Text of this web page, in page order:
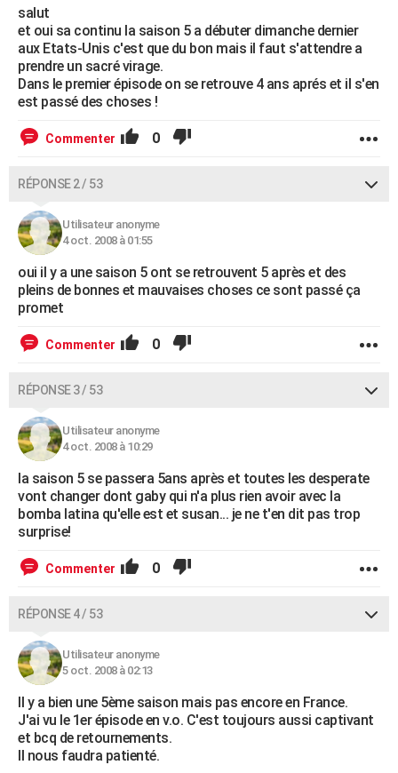
salut
et oui sa continu la saison 5 a débuter dimanche dernier
aux Etats-Unis c'est que du bon mais il faut s'attendre a
prendre un sacré virage.
Dans le premier épisode on se retrouve 4 ans aprés et il s'en
est passé des choses !
Commenter 0
RÉPONSE 2 / 53
Utilisateur anonyme
4 oct. 2008 à 01:55
oui il y a une saison 5 ont se retrouvent 5 après et des
pleins de bonnes et mauvaises choses ce sont passé ça
promet
Commenter 0
RÉPONSE 3 / 53
Utilisateur anonyme
4 oct. 2008 à 10:29
la saison 5 se passera 5ans après et toutes les desperate
vont changer dont gaby qui n'a plus rien avoir avec la
bomba latina qu'elle est et susan... je ne t'en dit pas trop
surprise!
Commenter 0
RÉPONSE 4 / 53
Utilisateur anonyme
5 oct. 2008 à 02:13
Il y a bien une 5ème saison mais pas encore en France.
J'ai vu le 1er épisode en v.o. C'est toujours aussi captivant
et bcq de retournements.
Il nous faudra patienté.